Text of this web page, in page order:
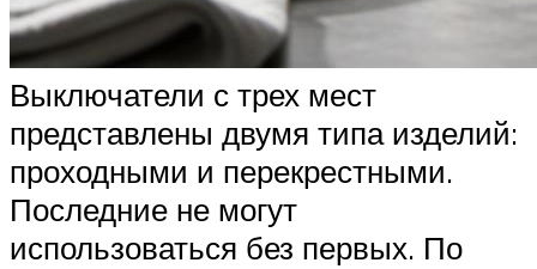
Выключатели с трех мест
представлены двумя типа изделий:
проходными и перекрестными.
Последние не могут
использоваться без первых. По